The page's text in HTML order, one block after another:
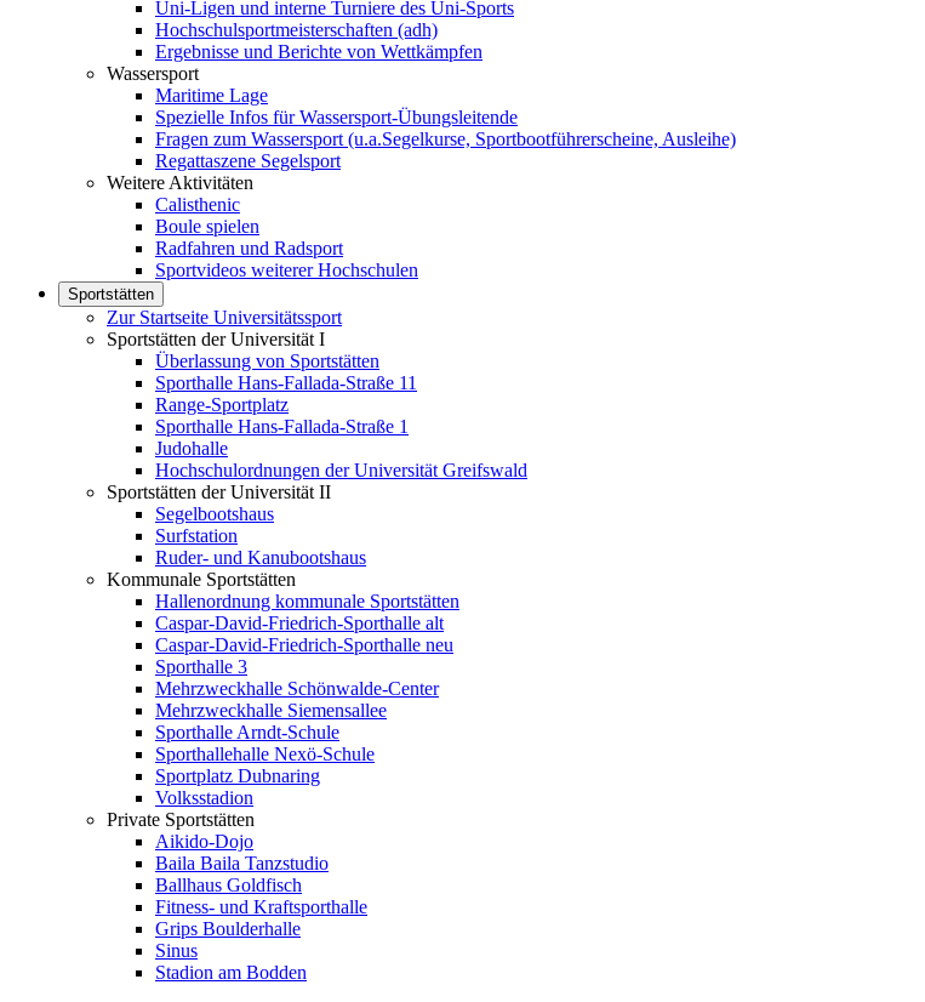
Uni-Ligen und interne Turniere des Uni-Sports
Hochschulsportmeisterschaften (adh)
Ergebnisse und Berichte von Wettkämpfen
Wassersport
Maritime Lage
Spezielle Infos für Wassersport-Übungsleitende
Fragen zum Wassersport (u.a.Segelkurse, Sportbootführerscheine, Ausleihe)
Regattaszene Segelsport
Weitere Aktivitäten
Calisthenic
Boule spielen
Radfahren und Radsport
Sportvideos weiterer Hochschulen
Sportstätten
Zur Startseite Universitätssport
Sportstätten der Universität I
Überlassung von Sportstätten
Sporthalle Hans-Fallada-Straße 11
Range-Sportplatz
Sporthalle Hans-Fallada-Straße 1
Judohalle
Hochschulordnungen der Universität Greifswald
Sportstätten der Universität II
Segelbootshaus
Surfstation
Ruder- und Kanubootshaus
Kommunale Sportstätten
Hallenordnung kommunale Sportstätten
Caspar-David-Friedrich-Sporthalle alt
Caspar-David-Friedrich-Sporthalle neu
Sporthalle 3
Mehrzweckhalle Schönwalde-Center
Mehrzweckhalle Siemensallee
Sporthalle Arndt-Schule
Sporthallehalle Nexö-Schule
Sportplatz Dubnaring
Volksstadion
Private Sportstätten
Aikido-Dojo
Baila Baila Tanzstudio
Ballhaus Goldfisch
Fitness- und Kraftsporthalle
Grips Boulderhalle
Sinus
Stadion am Bodden